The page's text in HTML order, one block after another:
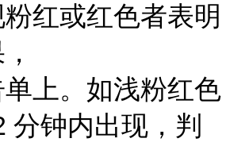
红或红色者表明
上。如浅粉红色
分钟内出现，判